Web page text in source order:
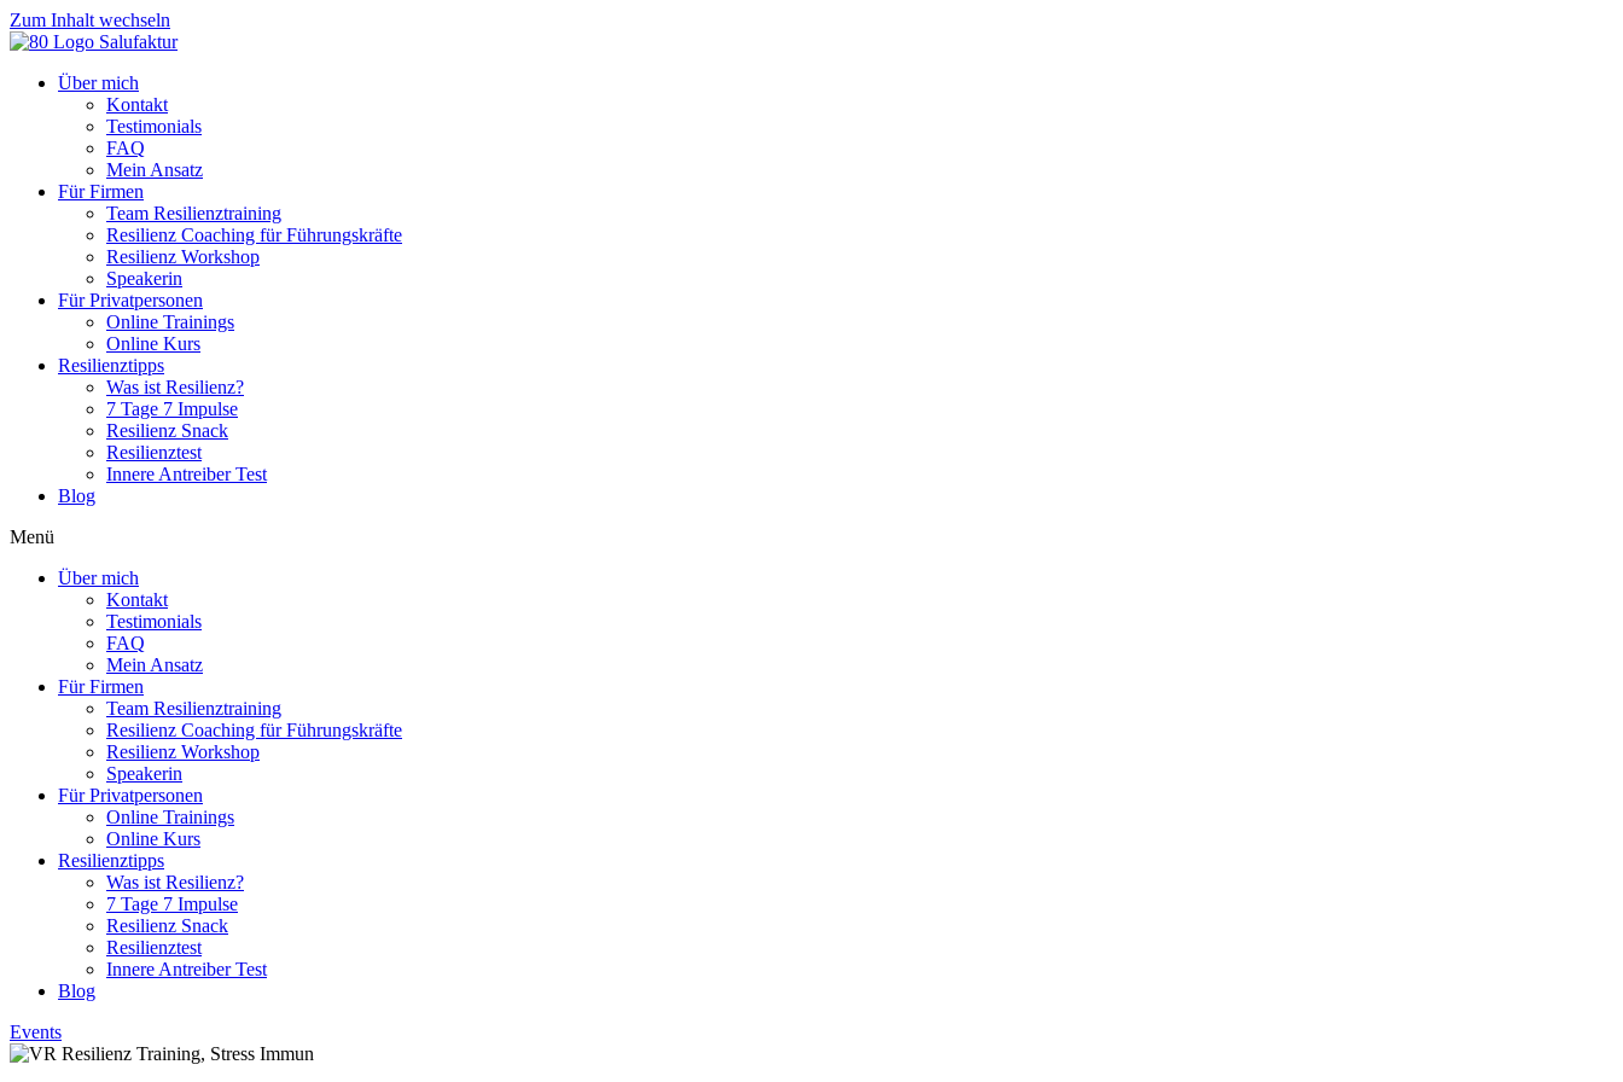
Zum Inhalt wechseln
Über mich
Kontakt
Testimonials
FAQ
Mein Ansatz
Für Firmen
Team Resilienztraining
Resilienz Coaching für Führungskräfte
Resilienz Workshop
Speakerin
Für Privatpersonen
Online Trainings
Online Kurs
Resilienztipps
Was ist Resilienz?
7 Tage 7 Impulse
Resilienz Snack
Resilienztest
Innere Antreiber Test
Blog
Menü
Über mich
Kontakt
Testimonials
FAQ
Mein Ansatz
Für Firmen
Team Resilienztraining
Resilienz Coaching für Führungskräfte
Resilienz Workshop
Speakerin
Für Privatpersonen
Online Trainings
Online Kurs
Resilienztipps
Was ist Resilienz?
7 Tage 7 Impulse
Resilienz Snack
Resilienztest
Innere Antreiber Test
Blog
Events